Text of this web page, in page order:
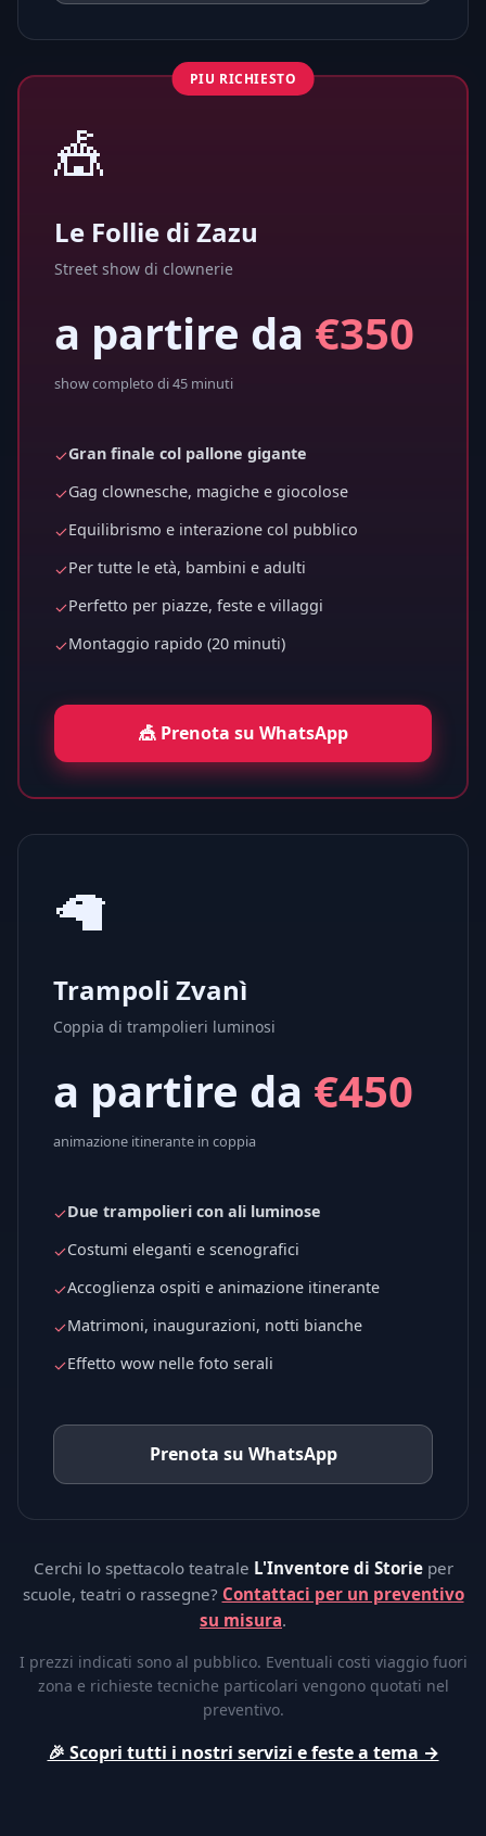
PIU RICHIESTO
🎪
Le Follie di Zazu
Street show di clownerie
a partire da €350
show completo di 45 minuti
✓Gran finale col pallone gigante
✓Gag clownesche, magiche e giocolose
✓Equilibrismo e interazione col pubblico
✓Per tutte le età, bambini e adulti
✓Perfetto per piazze, feste e villaggi
✓Montaggio rapido (20 minuti)
🎪 Prenota su WhatsApp
🦙
Trampoli Zvanì
Coppia di trampolieri luminosi
a partire da €450
animazione itinerante in coppia
✓Due trampolieri con ali luminose
✓Costumi eleganti e scenografici
✓Accoglienza ospiti e animazione itinerante
✓Matrimoni, inaugurazioni, notti bianche
✓Effetto wow nelle foto serali
Prenota su WhatsApp
Cerchi lo spettacolo teatrale L'Inventore di Storieper
scuole, teatri o rassegne? Contattaci per un preventivo
su misura.
I prezzi indicati sono al pubblico. Eventuali costi viaggio fuori
zona e richieste tecniche particolari vengono quotati nel
preventivo.
🎉 Scopri tutti i nostri servizi e feste a tema →